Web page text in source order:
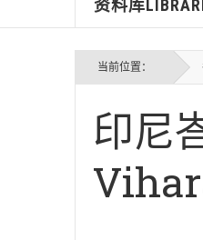
资料库
当前位置：
印尼